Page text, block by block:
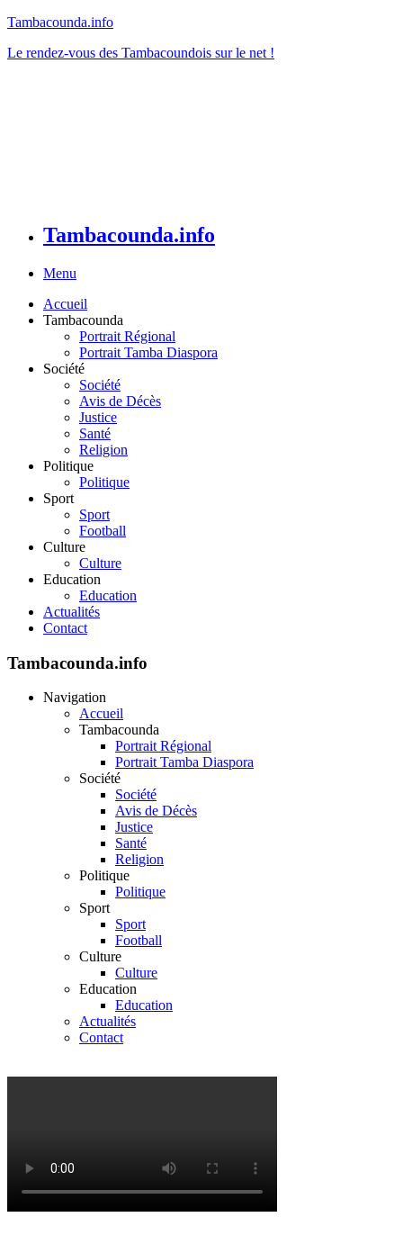
Tambacounda.info
Le rendez-vous des Tambacoundois sur le net !
Tambacounda.info
Menu
Accueil
Tambacounda
Portrait Régional
Portrait Tamba Diaspora
Société
Société
Avis de Décès
Justice
Santé
Religion
Politique
Politique
Sport
Sport
Football
Culture
Culture
Education
Education
Actualités
Contact
Tambacounda.info
Navigation
Accueil
Tambacounda
Portrait Régional
Portrait Tamba Diaspora
Société
Société
Avis de Décès
Justice
Santé
Religion
Politique
Politique
Sport
Sport
Football
Culture
Culture
Education
Education
Actualités
Contact